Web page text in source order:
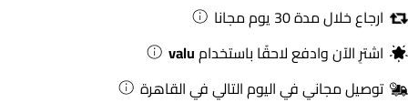
ارجاع خلال مدة 30 يوم مجانا
اشترِ الآن وادفع لاحقًا باستخدامvalu
توصيل مجاني في اليوم التالي في القاهرة